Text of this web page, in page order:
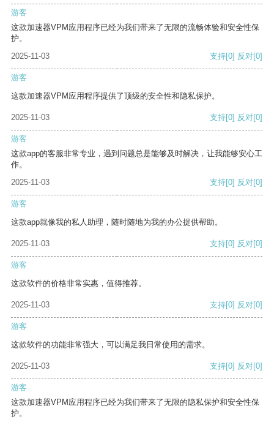
游客
这款加速器VPM应用程序已经为我们带来了无限的流畅体验和安全性保
护。
2025-11-03
支持[0] 反对[0]
游客
这款加速器VPM应用程序提供了顶级的安全性和隐私保护。
2025-11-03 支持[0] 反对[0]
游客
这款app的客服非常专业，遇到问题总是能够及时解决，让我能够安心工
作。
2025-11-03
支持[0] 反对[0]
游客
这款app就像我的私人助理，随时随地为我的办公提供帮助。
2025-11-03 支持[0] 反对[0]
游客
这款软件的价格非常实惠，值得推荐。
2025-11-03 支持[0] 反对[0]
游客
这款软件的功能非常强大，可以满足我日常使用的需求。
2025-11-03 支持[0] 反对[0]
游客
这款加速器VPM应用程序已经为我们带来了无限的隐私保护和安全性保
护。